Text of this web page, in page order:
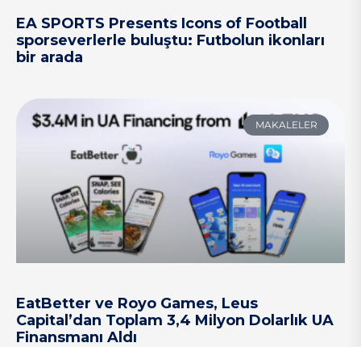
EA SPORTS Presents Icons of Football
sporseverlerle buluştu: Futbolun ikonları
bir arada
MAKALELER
EatBetter ve Royo Games, Leus
Capital’dan Toplam 3,4 Milyon Dolarlık UA
Finansmanı Aldı